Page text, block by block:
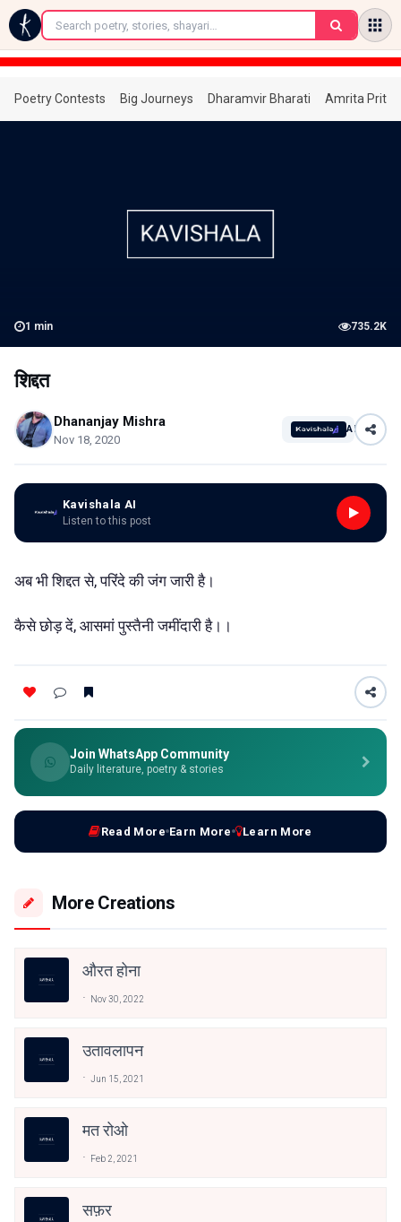
←
Poetry Contests Big Journeys Dharamvir Bharati Amrita
1 min 735.2K
शिद्दत
Dhananjay Mishra
Nov 18, 2020
AI
Kavishala AI
Listen to this post
अब भी शिद्दत से, परिंदे की जंग जारी है।
कैसे छोड़ दें, आसमां पुस्तैनी जमींदारी है।।
Join WhatsApp Community
Daily literature, poetry & stories
Read More Earn More Learn More
More Creations
औरत होना
Nov 30, 2022
उतावलापन
Jun 15, 2021
मत रोओ
Feb 2, 2021
सफ़र